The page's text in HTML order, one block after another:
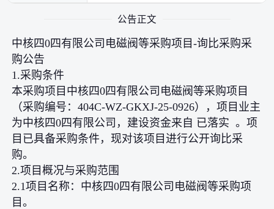
公告正文
中核四0四有限公司电磁阀等采购项目-询比采购采
购公告
1.采购条件
本采购项目中核四0四有限公司电磁阀等采购项目
（采购编号：404C-WZ-GKXJ-25-0926），项目业主
为中核四0四有限公司，建设资金来自 已落实 。项
目已具备采购条件，现对该项目进行公开询比采
购。
2.项目概况与采购范围
2.1项目名称：中核四0四有限公司电磁阀等采购项
目。